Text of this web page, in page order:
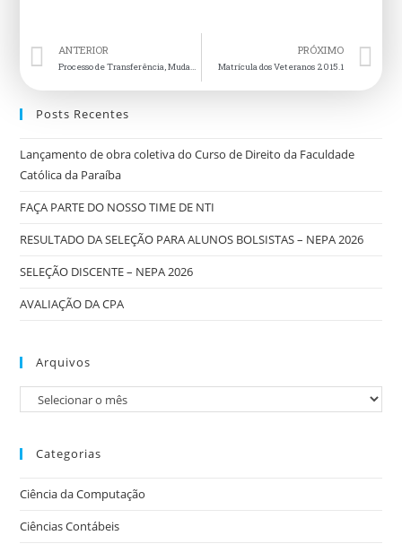
ANTERIOR PRÓXIMO
Matrícula dos Veteranos 2015.1
Posts Recentes
Lançamento de obra coletiva do Curso de Direito da Faculdade
Católica da Paraíba
FAÇA PARTE DO NOSSO TIME DE NTI
RESULTADO DA SELEÇÃO PARA ALUNOS BOLSISTAS – NEPA 2026
SELEÇÃO DISCENTE – NEPA 2026
AVALIAÇÃO DA CPA
Arquivos
Categorias
Ciência da Computação
Ciências Contábeis